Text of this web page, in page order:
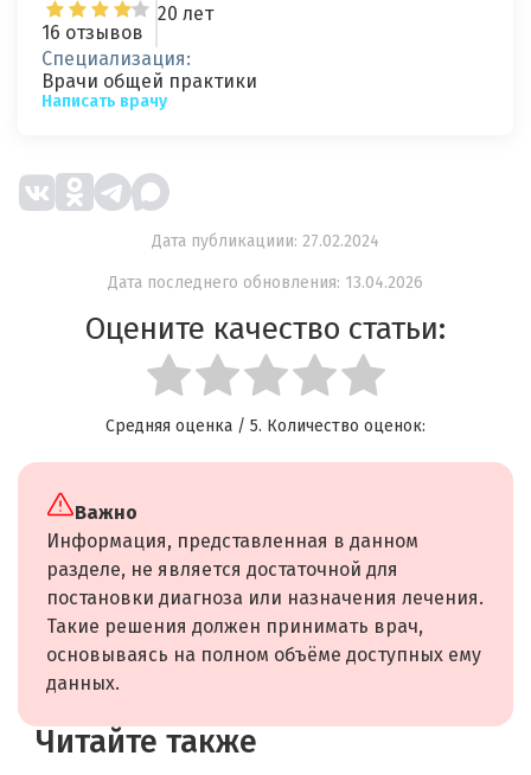
16 отзывов
20 лет
Специализация:
Врачи общей практики
Написать врачу
Дата публикациии: 27.02.2024
Дата последнего обновления: 13.04.2026
Оцените качество статьи:
Средняя оценка / 5. Количество оценок:
Важно
Информация, представленная в данном
разделе, не является достаточной для
постановки диагноза или назначения лечения.
Такие решения должен принимать врач,
основываясь на полном объёме доступных ему
данных.
Читайте также